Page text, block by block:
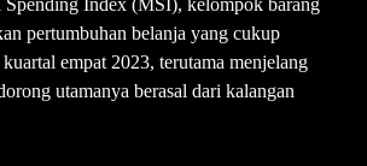
Index (MSI), kelompok barang
pertumbuhan belanja yang cukup
empat 2023, terutama menjelang
utamanya berasal dari kalangan